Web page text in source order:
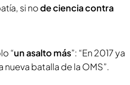
si node ciencia contra
“un asalto más”: “En 2017 ya
nueva batalla de la OMS”.